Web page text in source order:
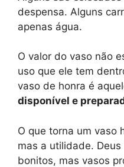
despensa. Alguns
apenas água.
O valor do vaso não
uso que ele tem
vaso de honra é
disponível e
O que torna um vaso
mas a utilidade.
bonitos, mas vasos